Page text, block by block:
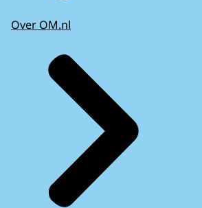
Over OM.nl